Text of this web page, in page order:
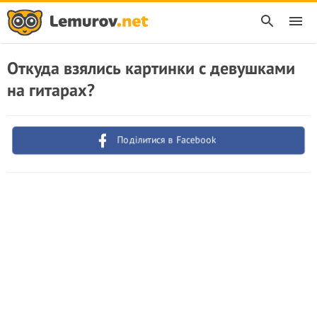
Откуда взялись картинки с девушками
на гитарах?
Поділитися в Facebook